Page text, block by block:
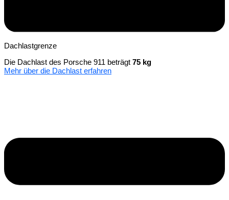
Dachlastgrenze
Die Dachlast des Porsche 911 beträgt 75 kg
Mehr über die Dachlast erfahren